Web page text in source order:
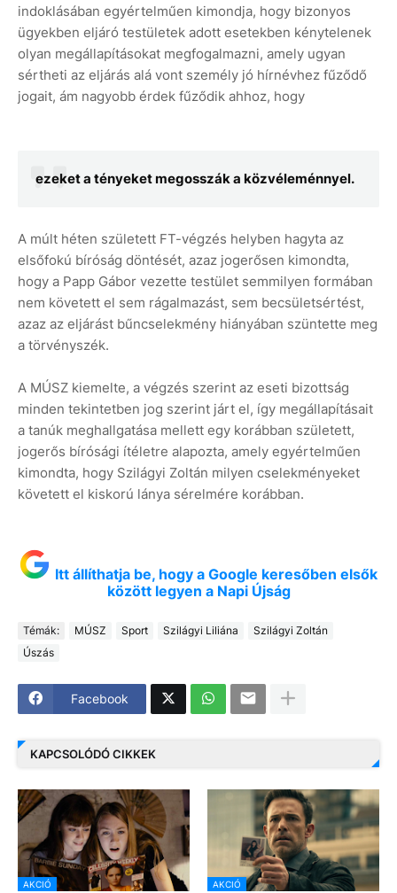
indoklásában egyértelműen kimondja, hogy bizonyos
ügyekben eljáró testületek adott esetekben kénytelenek
olyan megállapításokat megfogalmazni, amely ugyan
sértheti az eljárás alá vont személy jó hírnévhez fűződő
jogait, ám nagyobb érdek fűződik ahhoz, hogy
ezeket a tényeket megosszák a közvéleménnyel.
A múlt héten született FT-végzés helyben hagyta az
elsőfokú bíróság döntését, azaz jogerősen kimondta,
hogy a Papp Gábor vezette testület semmilyen formában
nem követett el sem rágalmazást, sem becsületsértést,
azaz az eljárást bűncselekmény hiányában szüntette meg
a törvényszék.
A MÚSZ kiemelte, a végzés szerint az eseti bizottság
minden tekintetben jog szerint járt el, így megállapításait
a tanúk meghallgatása mellett egy korábban született,
jogerős bírósági ítéletre alapozta, amely egyértelműen
kimondta, hogy Szilágyi Zoltán milyen cselekményeket
követett el kiskorú lánya sérelmére korábban.
Itt állíthatja be, hogy a Google keresőben elsők
között legyen a Napi Újság
Témák: MÚSZ Sport Szilágyi Liliána
Szilágyi Zoltán
Úszás
Facebook
KAPCSOLÓDÓ CIKKEK
AKCIÓ AKCIÓ